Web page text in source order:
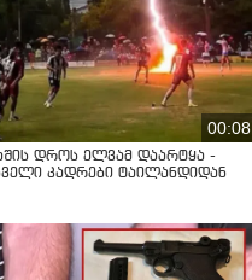
00:08
დროს ელვამ დაარტყა -
კადრები ტაილანდიდან